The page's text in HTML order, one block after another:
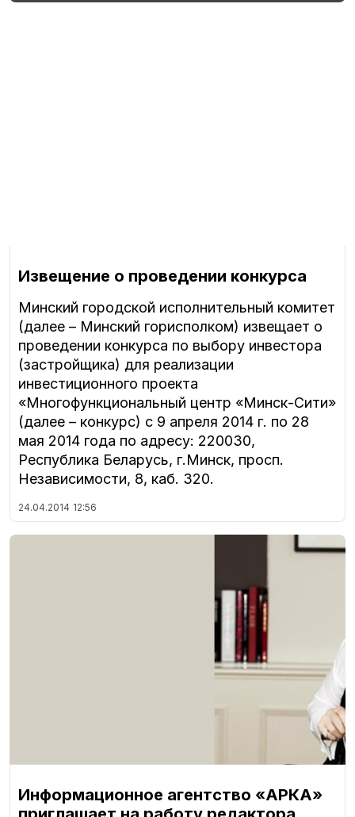
Извещение о проведении конкурса
Минский городской исполнительный комитет
(далее – Минский горисполком) извещает о
проведении конкурса по выбору инвестора
(застройщика) для реализации
инвестиционного проекта
«Многофункциональный центр «Минск-Сити»
(далее – конкурс) с 9 апреля 2014 г. по 28
мая 2014 года по адресу: 220030,
Республика Беларусь, г.Минск, просп.
Независимости, 8, каб. 320.
24.04.2014 12:56
Информационное агентство «АРКА»